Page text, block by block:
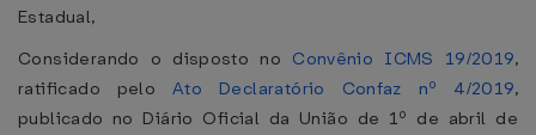
Estadual,
Considerando o disposto no Convênio ICMS 19/2019,
ratificado peloAto Declaratório Confaz nº 4/2019,
publicado no Diário Oficial da União de 1º de abril de